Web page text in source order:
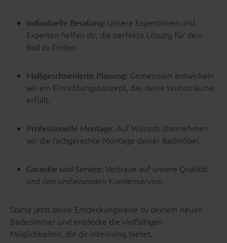
Individuelle Beratung: Unsere Expertinnen und
Experten helfen dir, die perfekte Lösung für dein
Bad zu finden.
Maßgeschneiderte Planung: Gemeinsam entwickeln
wir ein Einrichtungskonzept, das deine Wohnträume
erfüllt.
Professionelle Montage: Auf Wunsch übernehmen
wir die fachgerechte Montage deiner Badmöbel.
Garantie und Service: Vertraue auf unsere Qualität
und den umfassenden Kundenservice.
Starte jetzt deine Entdeckungsreise zu deinem neuen
Badezimmer und entdecke die vielfältigen
Möglichkeiten, die dir Interliving bietet.